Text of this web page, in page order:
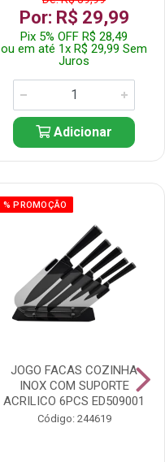
Por: R$ 29,99
Pix 5% OFF R$ 28,49
ou em até 1x R$ 29,99 Sem
Juros
Adicionar
% PROMOÇÃO
JOGO FACAS COZINHA
INOX COM SUPORTE
ACRILICO 6PCS ED509001
Código: 244619